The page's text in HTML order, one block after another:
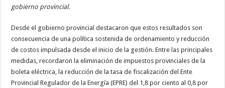
gobierno provincial.
Desde el gobierno provincial destacaron que estos resultados son
consecuencia de una política sostenida de ordenamiento y reducción
de costos impulsada desde el inicio de la gestión. Entre las principales
medidas, recordaron la eliminación de impuestos provinciales de la
boleta eléctrica, la reducción de la tasa de fiscalización del Ente
Provincial Regulador de la Energía (EPRE) del 1,8 por ciento al 0,8 por